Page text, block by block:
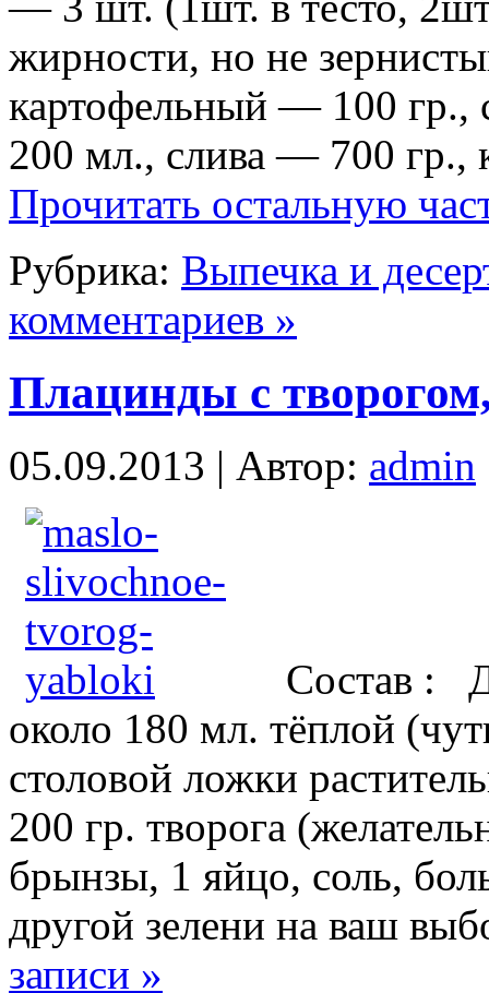
жирности, но не
картофельный — 100
200 мл., слива — 700 гр.,
Прочитать остальную
Рубрика: Выпечка и
комментариев »
Плацинды с
05.09.2013 | Автор: admin
Состав :
около 180 мл. тёплой
столовой ложки
200 гр. творога
брынзы, 1 яйцо, соль,
другой зелени на ваш
записи »